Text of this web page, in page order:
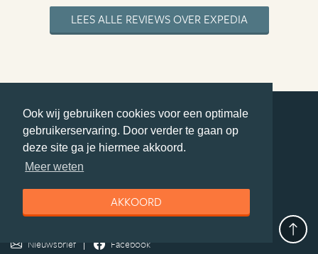
Ook wij gebruiken cookies voor een optimale
gebruikerservaring. Door verder te gaan op
deze site ga je hiermee akkoord.
Meer weten
AKKOORD
LEES ALLE REVIEWS OVER EXPEDIA
deel deze pagina
© Getaway Travel
Privacy statement Disclaimer
Nieuwsbrief
Facebook